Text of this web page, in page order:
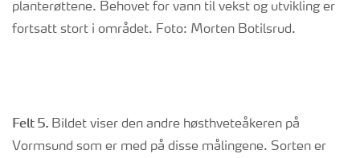
planterøttene. Behovet for vann til vekst og utvikling er
fortsatt stort i området. Foto: Morten Botilsrud.
Felt 5. Bildet viser den andre høsthveteåkeren på
Vormsund som er med på disse målingene. Sorten er